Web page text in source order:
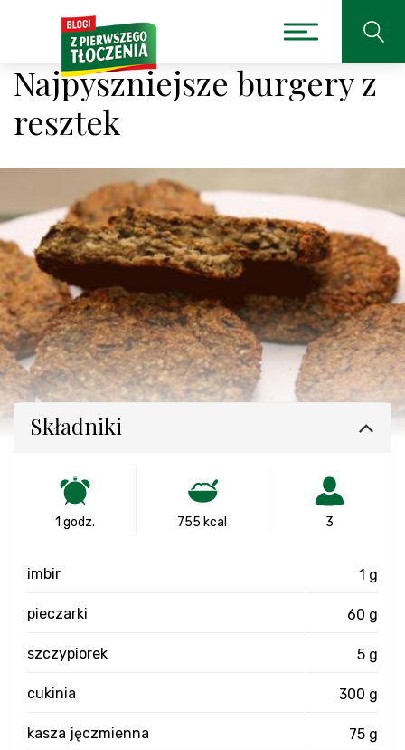
Najpyszniejsze burgery z
resztek
Składniki
1 godz. 755 kcal 3
imbir 1 g
pieczarki 60 g
szczypiorek 5 g
cukinia 300 g
kasza jęczmienna 75 g